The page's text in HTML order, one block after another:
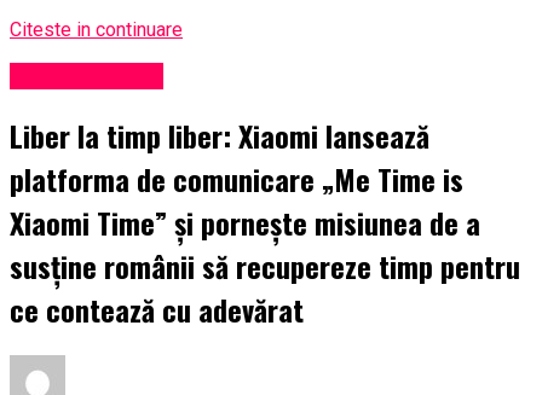
Citeste in continuare
Liber la timp liber: Xiaomi lansează
platforma de comunicare „Me Time is
Xiaomi Time” și pornește misiunea de a
susține românii să recupereze timp pentru
ce contează cu adevărat